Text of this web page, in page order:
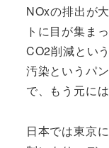
NOxの排出が
トに目が集ま
CO2削減とい
汚染というパ
で、もう元に
日本では東京